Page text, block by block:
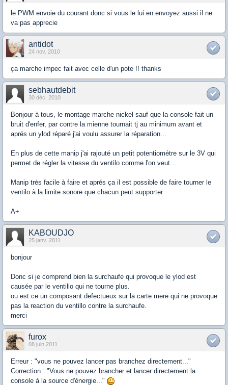
le PWM envoie du courant donc si vous le lui en envoyez aussi il ne
va pas apprecie
antidot
24 nov. 2010
ça marche impec fait avec celle d'un pote !! thanks
sebhautdebit
30 déc. 2010
Bonjour à tous, le montage marche nickel sauf que la console fait un
bruit d'enfer, par contre la mienne tournait tj au minimum avant et
aprés un ylod réparé j'ai voulu assurer la réparation...
En plus de cette manip j'ai rajouté un petit potentiométre sur le 3V qui
permet de régler la vitesse du ventilo comme l'on veut...
Manip trés facile à faire et aprés ça il est possible de faire tourner le
ventilo à la limite sonore que chacun peut supporter
A+
KABOUDJO
25 janv. 2011
bonjour
Donc si je comprend bien la surchaufe qui provoque le ylod est
causée par le ventillo qui ne tourne plus.
ou est ce un composant defectueux sur la carte mere qui ne provoque
pas la reaction du ventillo contre la surchaufe.
merci
furox
08 juin 2011
Erreur : "vous ne pouvez lancer pas branchez directement..."
Correction : "Vous ne pouvez brancher et lancer directement la
console à la source d'énergie..."